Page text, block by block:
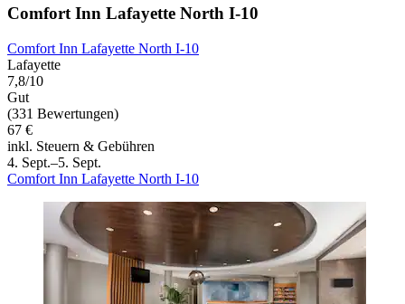
Comfort Inn Lafayette North I-10
Comfort Inn Lafayette North I-10
Lafayette
7,8/10
Gut
(331 Bewertungen)
67 €
inkl. Steuern & Gebühren
4. Sept.–5. Sept.
Comfort Inn Lafayette North I-10